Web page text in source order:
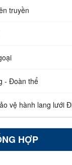
truyền
- Đoàn thể
vệ hành lang lưới
HỢP